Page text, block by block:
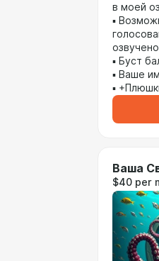
в моей
▪︎
▪︎ Буст
▪︎ Ваше
▪︎
Ваша
$40 per